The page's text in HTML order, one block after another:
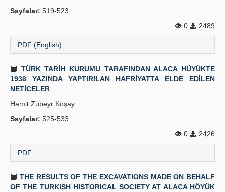
Sayfalar: 519-523
0
2489
PDF (English)
TÜRK TARİH KURUMU TARAFINDAN ALACA HÜYÜKTE
1936 YAZINDA YAPTIRILAN HAFRİYATTA ELDE EDİLEN
NETİCELER
Hamit Zübeyr Koşay
Sayfalar: 525-533
0
2426
PDF
THE RESULTS OF THE EXCAVATIONS MADE ON BEHALF
OF THE TURKISH HISTORICAL SOCIETY AT ALACA HÖYÜK